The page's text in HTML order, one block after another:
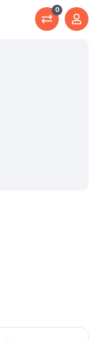
0